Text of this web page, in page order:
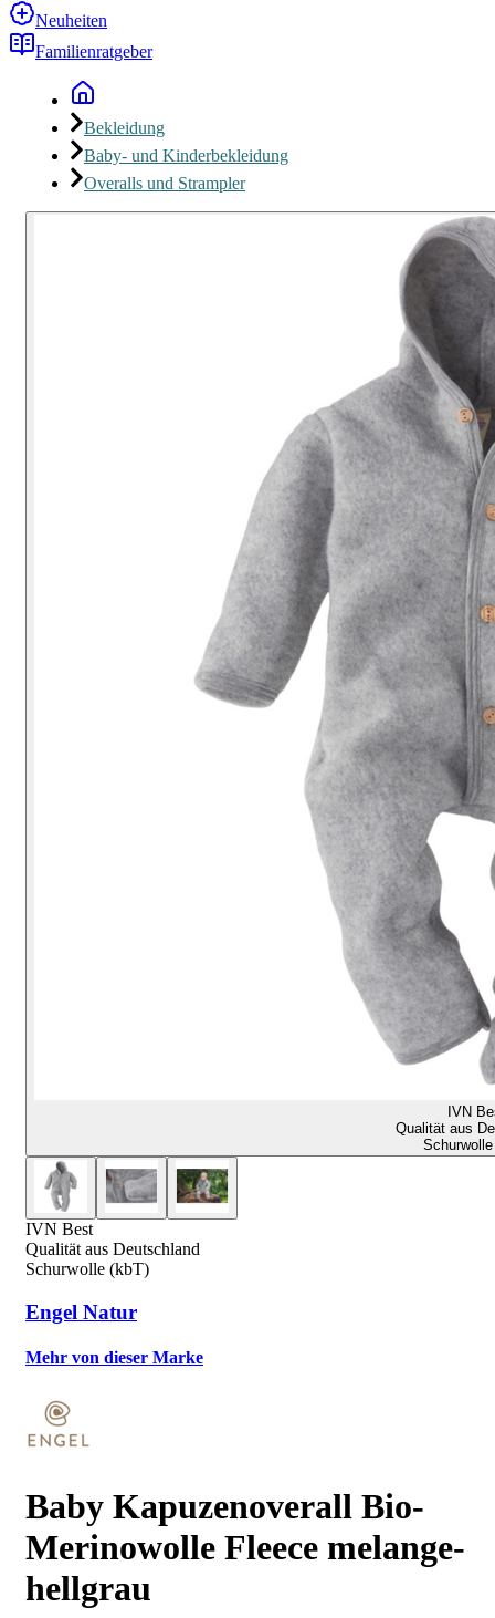
Neuheiten
Familienratgeber
Bekleidung
Baby- und Kinderbekleidung
Overalls und Strampler
IVN
Qualität aus
IVN Best
Qualität aus Deutschland
Schurwolle (kbT)
Engel Natur
Mehr von dieser Marke
Baby Kapuzenoverall Bio-
Merinowolle Fleece melange-
hellgrau